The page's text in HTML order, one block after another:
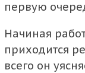
первую
Начиная
приходится
всего он